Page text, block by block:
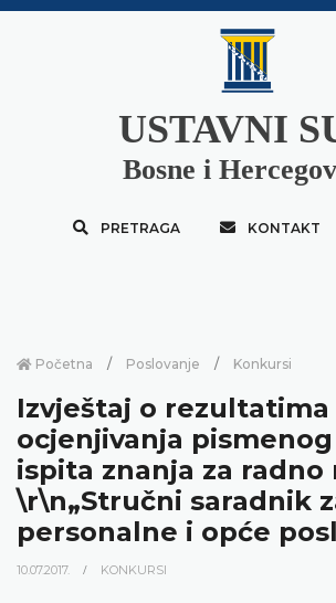
USTAVNI
Bosne i
PRETRAGA KONTAKT
Početna Poslovanje Konkursi
Izvještaj o rezultatima
ocjenjivanja
ispita znanja za radno
\r\n„Stručni saradnik
personalne i opće
10.07.2017. KONKURSI